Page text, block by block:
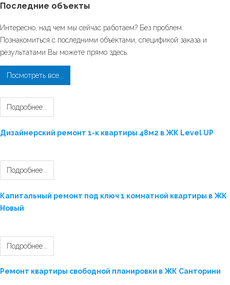
Последние объекты
Интересно, над чем мы сейчас работаем? Без проблем.
Познакомиться с последними объектами, спецификой заказа и
результатами Вы можете прямо здесь.
Посмотреть все...
Подробнее...
Дизайнерский ремонт 1-к квартиры 48м2 в ЖК Level UP
Подробнее...
Капитальный ремонт под ключ 1 комнатной квартиры в ЖК
Новый
Подробнее...
Ремонт квартиры свободной планировки в ЖК Санторини